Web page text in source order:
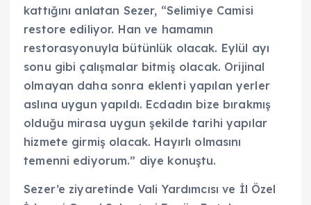
kattığını anlatan Sezer, “Selimiye Camisi
restore ediliyor. Han ve hamamın
restorasyonuyla bütünlük olacak. Eylül ayı
sonu gibi çalışmalar bitmiş olacak. Orijinal
olmayan daha sonra eklenti yapılan yerler
aslına uygun yapıldı. Ecdadın bize bırakmış
olduğu mirasa uygun şekilde tarihi yapılar
hizmete girmiş olacak. Hayırlı olmasını
temenni ediyorum.” diye konuştu.
Sezer’e ziyaretinde Vali Yardımcısı ve İl Özel